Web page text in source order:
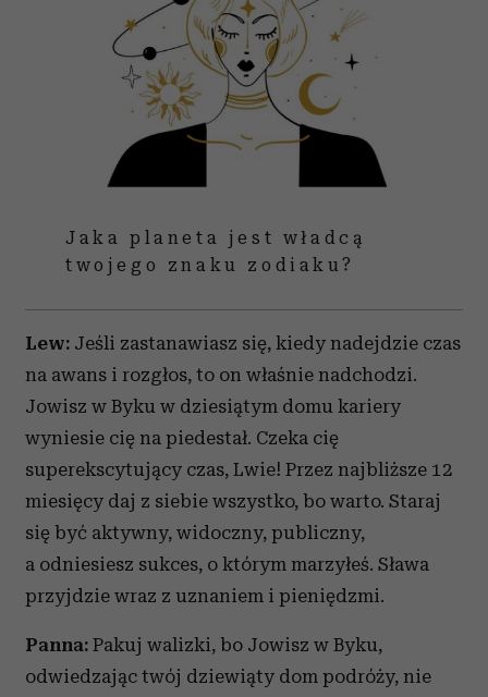
Jaka planeta jest władcą
twojego znaku zodiaku?
Lew: Jeśli zastanawiasz się, kiedy nadejdzie czas
na awans i rozgłos, to on właśnie nadchodzi.
Jowisz w Byku w dziesiątym domu kariery
wyniesie cię na piedestał. Czeka cię
superekscytujący czas, Lwie! Przez najbliższe 12
miesięcy daj z siebie wszystko, bo warto. Staraj
się być aktywny, widoczny, publiczny,
a odniesiesz sukces, o którym marzyłeś. Sława
przyjdzie wraz z uznaniem i pieniędzmi.
Panna: Pakuj walizki, bo Jowisz w Byku,
odwiedzając twój dziewiąty dom podróży, nie